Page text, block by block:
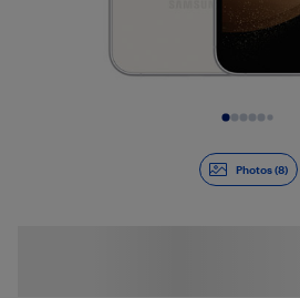
Photos (8)